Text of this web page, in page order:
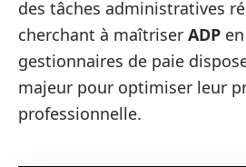
des tâches administratives
cherchant à maîtriser ADP
gestionnaires de paie
majeur pour optimiser leur
professionnelle.